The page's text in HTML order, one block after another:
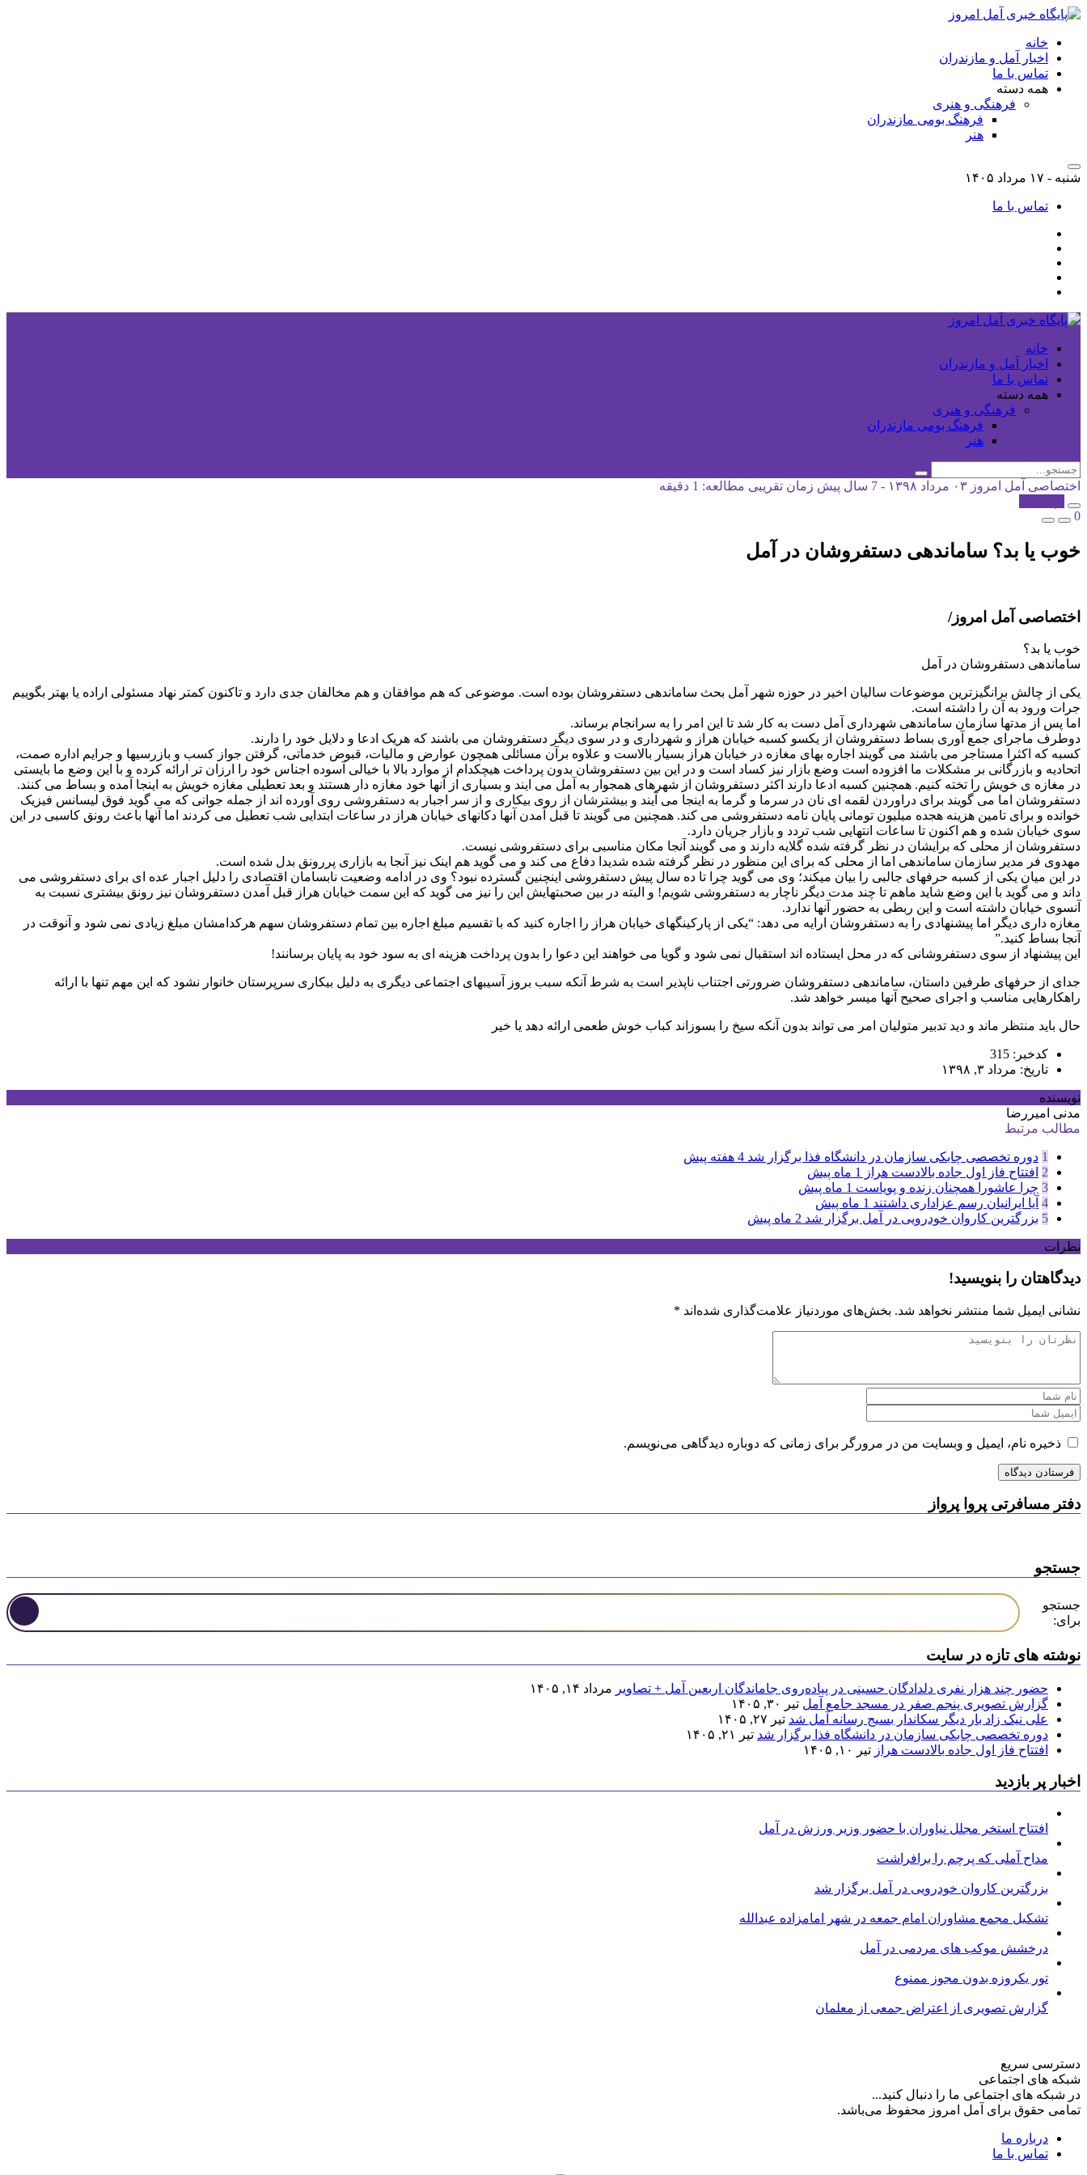
خانه
اخبار آمل و مازندران
تماس با ما
همه دسته
فرهنگی و هنری
فرهنگ بومی مازندران
هنر
شنبه - ۱۷ مرداد ۱۴۰۵
تماس با ما
خانه
اخبار آمل و مازندران
تماس با ما
همه دسته
فرهنگی و هنری
فرهنگ بومی مازندران
هنر
اختصاصی آمل امروز ۰۳ مرداد ۱۳۹۸ - 7 سال پیش
زمان تقریبی مطالعه: 1 دقیقه
0
خوب یا بد؟ ساماندهی دستفروشان در آمل
اختصاصی آمل امروز/
خوب یا بد؟
ساماندهی دستفروشان در آمل
یکی از چالش برانگیزترین موضوعات سالیان اخیر در حوزه شهر آمل بحث ساماندهی دستفروشان بوده است. موضوعی که هم موافقان و هم مخالفان جدی دارد و تاکنون کمتر نهاد مسئولی اراده یا بهتر بگوییم
جرات ورود به آن را داشته است.
اما پس از مدتها سازمان ساماندهی شهرداری آمل دست به کار شد تا این امر را به سرانجام برساند.
دوطرف ماجرای جمع آوری بساط دستفروشان از یکسو کسبه خیابان هراز و شهرداری و در سوی دیگر دستفروشان می باشند که هریک ادعا و دلایل خود را دارند.
کسبه که اکثرا مستاجر می باشند می گویند اجاره بهای مغازه در خیابان هراز بسیار بالاست و علاوه برآن مسائلی همچون عوارض و مالیات، قبوض خدماتی، گرفتن جواز کسب و بازرسیها و جرایم اداره صمت،
اتحادیه و بازرگانی بر مشکلات ما افزوده است وضع بازار نیز کساد است و در این بین دستفروشان بدون پرداخت هیچکدام از موارد بالا با خیالی آسوده اجناس خود را ارزان تر ارائه کرده و با این وضع ما بایستی
در مغازه ی خویش را تخته کنیم. همچنین کسبه ادعا دارند اکثر دستفروشان از شهرهای همجوار به آمل می ایند و بسیاری از آنها خود مغازه دار هستند و بعد تعطیلی مغازه خویش به اینجا آمده و بساط می کنند.
دستفروشان اما می گویند برای دراوردن لقمه ای نان در سرما و گرما به اینجا می آیند و بیشترشان از روی بیکاری و از سر اجبار به دستفروشی روی آورده اند از جمله جوانی که می گوید فوق لیسانس فیزیک
خوانده و برای تامین هزینه هجده میلیون تومانی پایان نامه دستفروشی می کند. همچنین می گویند تا قبل آمدن آنها دکانهای خیابان هراز در ساعات ابتدایی شب تعطیل می کردند اما آنها باعث رونق کاسبی در این
سوی خیابان شده و هم اکنون تا ساعات انتهایی شب تردد و بازار جریان دارد.
دستفروشان از محلی که برایشان در نظر گرفته شده گلایه دارند و می گویند آنجا مکان مناسبی برای دستفروشی نیست.
مهدوی فر مدیر سازمان ساماندهی اما از محلی که برای این منظور در نظر گرفته شده شدیدا دفاع می کند و می گوید هم اینک نیز آنجا به بازاری پررونق بدل شده است.
در این میان یکی از کسبه حرفهای جالبی را بیان میکند؛ وی می گوید چرا تا ده سال پیش دستفروشی اینچنین گسترده نبود؟ وی در ادامه وضعیت نابسامان اقتصادی را دلیل اجبار عده ای برای دستفروشی می
داند و می گوید با این وضع شاید ماهم تا چند مدت دیگر ناچار به دستفروشی شویم! و البته در بین صحبتهایش این را نیز می گوید که این سمت خیابان هراز قبل آمدن دستفروشان نیز رونق بیشتری نسبت به
آنسوی خیابان داشته است و این ربطی به حضور آنها ندارد.
مغازه داری دیگر اما پیشنهادی را به دستفروشان ارایه می دهد: “یکی از پارکینگهای خیابان هراز را اجاره کنید که با تقسیم مبلغ اجاره بین تمام دستفروشان سهم هرکدامشان مبلغ زیادی نمی شود و آنوقت در
آنجا بساط کنید.”
این پیشنهاد از سوی دستفروشانی که در محل ایستاده اند استقبال نمی شود و گویا می خواهند این دعوا را بدون پرداخت هزینه ای به سود خود به پایان برسانند!
جدای از حرفهای طرفین داستان، ساماندهی دستفروشان ضرورتی اجتناب ناپذیر است به شرط آنکه سبب بروز آسیبهای اجتماعی دیگری به دلیل بیکاری سرپرستان خانوار نشود که این مهم تنها با ارائه
راهکارهایی مناسب و اجرای صحیح آنها میسر خواهد شد.
حال باید منتظر ماند و دید تدبیر متولیان امر می تواند بدون آنکه سیخ را بسوزاند کباب خوش طعمی ارائه دهد یا خیر
کدخبر: 315
تاریخ: مرداد ۳, ۱۳۹۸
نویسنده
مدنی امیررضا
مطالب مرتبط
1 دوره تخصصی چابکی سازمان در دانشگاه فذا برگزار شد 4 هفته پیش
2 افتتاح فاز اول جاده بالادست هراز
1 ماه پیش
3 چرا عاشورا همچنان زنده و پویاست 1 ماه پیش
4 آیا ایرانیان رسم عزاداری داشتند 1 ماه پیش
5 بزرگترین کاروان خودرویی در آمل برگزار شد 2 ماه پیش
نظرات
دیدگاهتان را بنویسید!
نشانی ایمیل شما منتشر نخواهد شد. بخش‌های موردنیاز علامت‌گذاری شده‌اند *
ذخیره نام، ایمیل و وبسایت من در مرورگر برای زمانی که دوباره دیدگاهی می‌نویسم.
دفتر مسافرتی پروا پرواز
جستجو
جستجو
برای:
نوشته های تازه در سایت
حضور چند هزار نفری دلدادگان حسینی در پیاده‌روی جاماندگان اربعین آمل + تصاویر مرداد ۱۴, ۱۴۰۵
گزارش تصویری پنجم صفر در مسجد جامع آمل تیر ۳۰, ۱۴۰۵
علی نیک زاد بار دیگر سکاندار بسیج رسانه آمل شد تیر ۲۷, ۱۴۰۵
دوره تخصصی چابکی سازمان در دانشگاه فذا برگزار شد تیر ۲۱, ۱۴۰۵
افتتاح فاز اول جاده بالادست هراز تیر ۱۰, ۱۴۰۵
اخبار پر بازدید
افتتاح استخر مجلل نیاوران با حضور وزیر ورزش در آمل
مداح آملی که پرچم را برافراشت
بزرگترین کاروان خودرویی در آمل برگزار شد
تشکیل مجمع مشاوران امام جمعه در شهر امامزاده عبدالله
درخشش موکب های مردمی در آمل
تور یکروزه بدون مجوز ممنوع
گزارش تصویری از اعتراض جمعی از معلمان
دسترسی سریع
شبکه های اجتماعی
در شبکه های اجتماعی ما را دنبال کنید...
تمامی حقوق برای آمل امروز محفوظ می‌باشد.
درباره ما
تماس با ما